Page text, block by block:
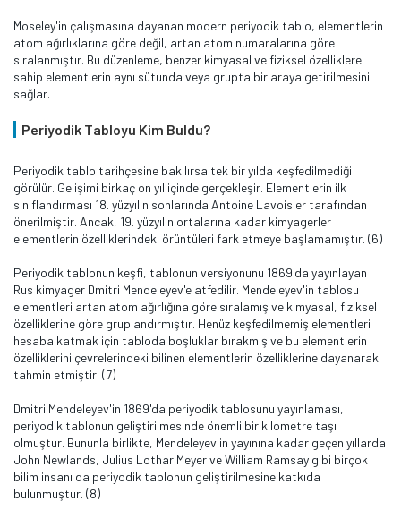
Moseley'in çalışmasına dayanan modern periyodik tablo, elementlerin
atom ağırlıklarına göre değil, artan atom numaralarına göre
sıralanmıştır. Bu düzenleme, benzer kimyasal ve fiziksel özelliklere
sahip elementlerin aynı sütunda veya grupta bir araya getirilmesini
sağlar.
Periyodik Tabloyu Kim Buldu?
Periyodik tablo tarihçesine bakılırsa tek bir yılda keşfedilmediği
görülür. Gelişimi birkaç on yıl içinde gerçekleşir. Elementlerin ilk
sınıflandırması 18. yüzyılın sonlarında Antoine Lavoisier tarafından
önerilmiştir. Ancak, 19. yüzyılın ortalarına kadar kimyagerler
elementlerin özelliklerindeki örüntüleri fark etmeye başlamamıştır. (6)
Periyodik tablonun keşfi, tablonun versiyonunu 1869'da yayınlayan
Rus kimyager Dmitri Mendeleyev'e atfedilir. Mendeleyev'in tablosu
elementleri artan atom ağırlığına göre sıralamış ve kimyasal, fiziksel
özelliklerine göre gruplandırmıştır. Henüz keşfedilmemiş elementleri
hesaba katmak için tabloda boşluklar bırakmış ve bu elementlerin
özelliklerini çevrelerindeki bilinen elementlerin özelliklerine dayanarak
tahmin etmiştir. (7)
Dmitri Mendeleyev'in 1869'da periyodik tablosunu yayınlaması,
periyodik tablonun geliştirilmesinde önemli bir kilometre taşı
olmuştur. Bununla birlikte, Mendeleyev'in yayınına kadar geçen yıllarda
John Newlands, Julius Lothar Meyer ve William Ramsay gibi birçok
bilim insanı da periyodik tablonun geliştirilmesine katkıda
bulunmuştur. (8)